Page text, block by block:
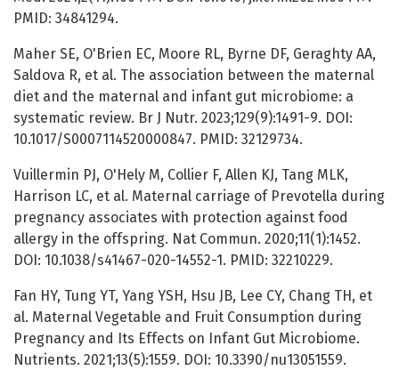
PMID: 34841294.
Maher SE, O'Brien EC, Moore RL, Byrne DF, Geraghty AA,
Saldova R, et al. The association between the maternal
diet and the maternal and infant gut microbiome: a
systematic review. Br J Nutr. 2023;129(9):1491-9. DOI:
10.1017/S0007114520000847. PMID: 32129734.
Vuillermin PJ, O'Hely M, Collier F, Allen KJ, Tang MLK,
Harrison LC, et al. Maternal carriage of Prevotella during
pregnancy associates with protection against food
allergy in the offspring. Nat Commun. 2020;11(1):1452.
DOI: 10.1038/s41467-020-14552-1. PMID: 32210229.
Fan HY, Tung YT, Yang YSH, Hsu JB, Lee CY, Chang TH, et
al. Maternal Vegetable and Fruit Consumption during
Pregnancy and Its Effects on Infant Gut Microbiome.
Nutrients. 2021;13(5):1559. DOI: 10.3390/nu13051559.